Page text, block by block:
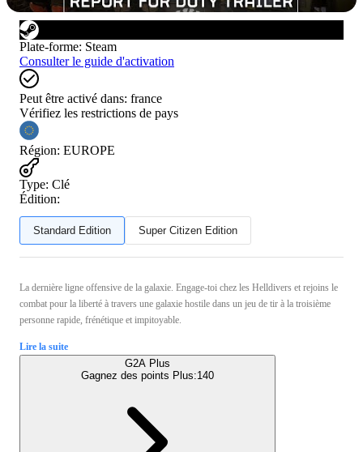
Plate-forme: Steam
Consulter le guide d'activation
Peut être activé dans: france
Vérifiez les restrictions de pays
Région: EUROPE
Type: Clé
Édition:
Standard Edition Super Citizen Edition
La dernière ligne offensive de la galaxie. Engage-toi chez les Helldivers et rejoins le
combat pour la liberté à travers une galaxie hostile dans un jeu de tir à la troisième
personne rapide, frénétique et impitoyable.
Lire la suite
G2A Plus
Gagnez des points Plus:140